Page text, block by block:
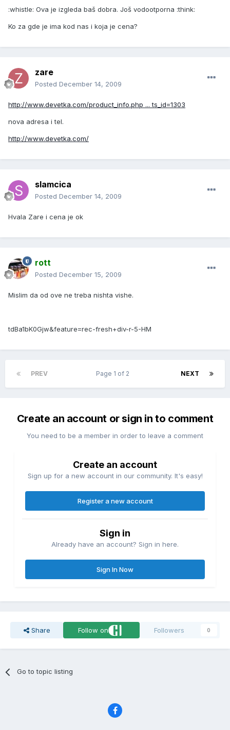
:whistle: Ova je izgleda baš dobra. Još vodootporna :think:
Ko za gde je ima kod nas i koja je cena?
zare
Posted December 14, 2009
http://www.devetka.com/product_info.php ... ts_id=1303
nova adresa i tel.
http://www.devetka.com/
slamcica
Posted December 14, 2009
Hvala Zare i cena je ok
rott
Posted December 15, 2009
Mislim da od ove ne treba nishta vishe.
tdBa1bK0Gjw&feature=rec-fresh+div-r-5-HM
PREV NEXT
Page 1 of 2
Create an account or sign in to comment
You need to be a member in order to leave a comment
Create an account
Sign up for a new account in our community. It's easy!
Register a new account
Sign in
Already have an account? Sign in here.
Sign In Now
Share Follow on Followers 0
Go to topic listing